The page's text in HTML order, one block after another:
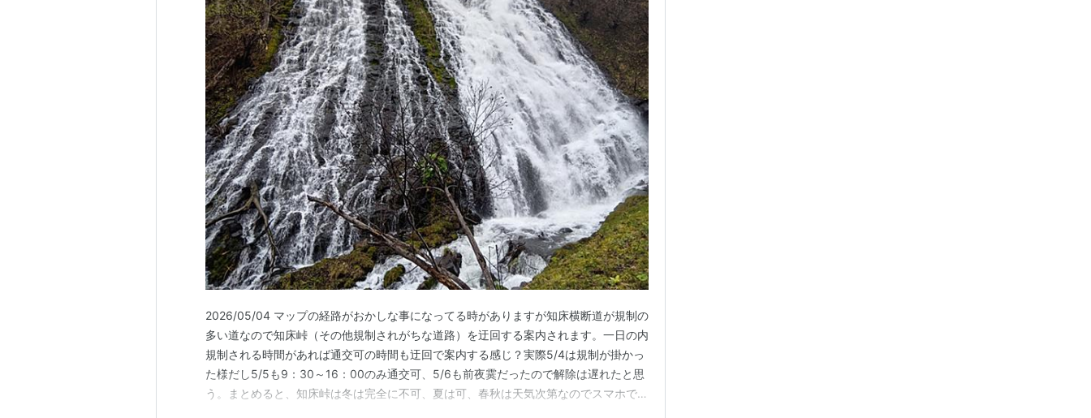
2026/05/04 マップの経路がおかしな事になってる時がありますが知床横断道が規制の
多い道なので知床峠（その他規制されがちな道路）を迂回する案内されます。一日の内
規制される時間があれば通交可の時間も迂回で案内する感じ？実際5/4は規制が掛かっ
た様だし5/5も9：30～16：00のみ通交可、5/6も前夜霙だったので解除は遅れたと思
う。まとめると、知床峠は冬は完全に不可、夏は可、春秋は天気次第なのでスマホでチ